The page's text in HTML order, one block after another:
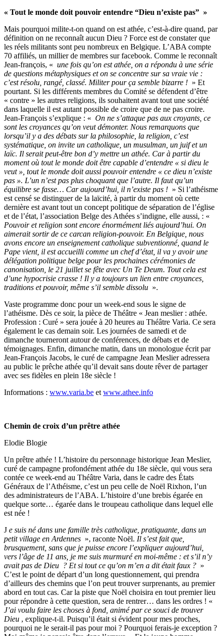
« Tout le monde doit pouvoir entendre “Dieu n’existe pas” »
Mais pourquoi milite-t-on quand on est athée, c’est-à-dire quand, par
définition on ne reconnaît aucun Dieu ? Force est de constater que
les réels militants sont peu nombreux en Belgique. L’ABA compte
70 affiliés, un millier de membres sur facebook. Comme le reconnaît
Jean-françois, « une fois qu’on est athée, on a répondu à une série
de questions métaphysiques et on se concentre sur sa vraie vie :
c’est résolu, rangé, classé. Militer pour ça semble bizarre ! » Et
pourtant. Si les différents membres du Comité se défendent d’être
« contre » les autres religions, ils souhaitent avant tout une société
dans laquelle il est autant possible de croire que de ne pas croire.
Jean-François s’explique : « On ne s’attaque pas aux croyants, ce
sont les croyances qu’on veut démonter. Nous remarquons que
lorsqu’il y a des débats sur la philosophie, la religion, c’est
systématique, on invite un catholique, un musulman, un juif et un
laïc. Il serait peut-être bon d’y mettre un athée. Car à partir du
moment où tout le monde doit être capable d’entendre « si dieu le
veut », tout le monde doit aussi pouvoir entendre « ce dieu n’existe
pas ». L’un n’est pas plus choquant que l’autre. Il faut qu’un
équilibre se fasse… Car aujourd’hui, il n’existe pas ! » Si l’athéisme
est censé se distinguer de la laïcité, à partir du moment où cette
dernière est avant tout un concept politique de séparation de l’église
et de l’état, l’association Belge des Athées s’indigne, elle aussi, : «
Pouvoir et religion sont encore énormément liés aujourd’hui. On
aimerait sortir de ce carcan religion-pouvoir. En Belgique, nous
avons encore un enseignement catholique subventionné, quand le
Pape vient, il est accueilli comme un chef d’état, il va y avoir une
délégation politique belge pour les prochaines cérémonies de
canonisation, le 21 juillet se fête avec Un Te Deum. Tout cela est
d’une hypocrisie crasse ! Il y a toujours un lien entre croyances,
traditions et pouvoir, même s’il semble dissolu ».
Vaste programme donc pour un week-end sous le signe de
l’athéisme. Dès ce soir, la pièce de Théâtre « Jean meslier : athée.
Profession : Curé » sera jouée à 20 heures au Théâtre Varia. Ce sera
également le cas demain soir. Les journées de samedi et de
dimanche tourneront autour de conférences, de débats et de
témoignages. Enfin, dimanche matin, dans un monologue écrit par
Jean-François Jacobs, le curé de campagne Jean Meslier adressera
au public le prêche athée qu’il devait sans doute rêver de partager
avec ses fidèles en plein 18e siècle !
Informations : www.varia.be et www.athee.info
Chemin de croix d’un prêtre athée
Elodie Blogie
Un prêtre athée ! L’histoire du personnage historique Jean Meslier,
curé de campagne profondément athée du 18e siècle, qui vous sera
contée ce week-end au Théâtre Varia, dans le cadre des États
Généraux de l’Athéisme, c’est un peu celle de Noël Rixhon, l’un
des administrateurs de l’ABA. L’histoire d’une brebis égarée en
quelque sorte… égarée dans le troupeau catholique dans lequel elle
est née !
J e suis né dans une famille très catholique, pratiquante, dans un
petit village en Ardennes », raconte Noël. Il s’est fait que,
brusquement, sans que je puisse encore l’expliquer aujourd’hui,
vers l’âge de 11 ans, je me suis murmuré en moi-même : et s’il n’y
avait pas de Dieu ? Et si tout ce qu’on m’en a dit était faux ? »
C’est le point de départ d’un long questionnement, qui prendra
d’ailleurs des chemins que l’on peut trouver surprenants, au premier
abord en tout cas. Car la piste que Noël choisira en tout premier lieu
pour répondre à cette question, sera de rentrer… dans les ordres ! «
J’ai voulu faire les choses à fond, animé par ce souci de trouver
Dieu , explique-t-il. Puisqu’il était si évident pour mes proches,
pourquoi ne le serait-il pas pour moi ? Pourquoi ferais-je exception ?